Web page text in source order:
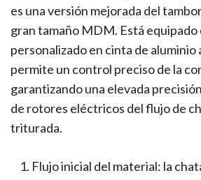
es una versión mejorada del
gran tamaño MDM. Está equipado
personalizado en cinta de aluminio
permite un control preciso de la
garantizando una elevada
de rotores eléctricos del flujo de
triturada.
Flujo inicial del material: la